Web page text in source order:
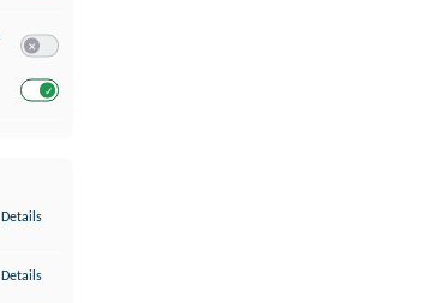
zu Entwicklung und Verbesserung der Angebote
Details
Details